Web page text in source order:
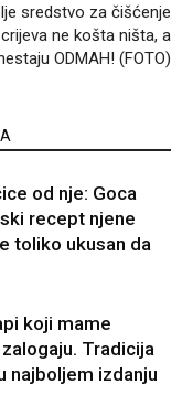
sredstvo za čišćenje
ne košta ništa, a
ODMAH! (FOTO)
od nje: Goca
recept njene
toliko ukusan da
koji mame
Tradicija
najboljem izdanju